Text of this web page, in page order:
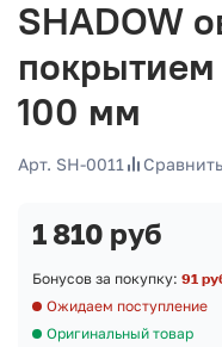
SHADOW
покрытием
100 мм
Арт. SH-0011 Сравнить
1 810 руб
Бонусов за покупку: 91
Ожидаем поступление
Оригинальный товар